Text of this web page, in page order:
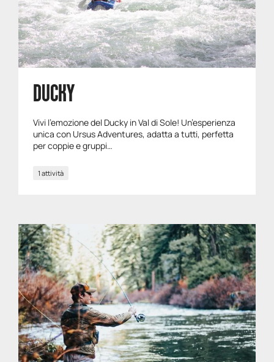
DUCKY
Vivi l’emozione del Ducky in Val di Sole! Un’esperienza
unica con Ursus Adventures, adatta a tutti, perfetta
per coppie e gruppi…
1 attività